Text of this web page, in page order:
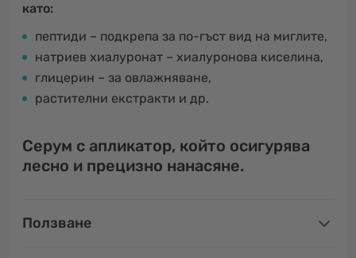
като:
пептиди – подкрепа за по-гъст вид на миглите,
натриев хиалуронат – хиалуронова киселина,
глицерин – за овлажняване,
растителни екстракти и др.
Серум с апликатор, който осигурява
лесно и прецизно нанасяне.
Ползване